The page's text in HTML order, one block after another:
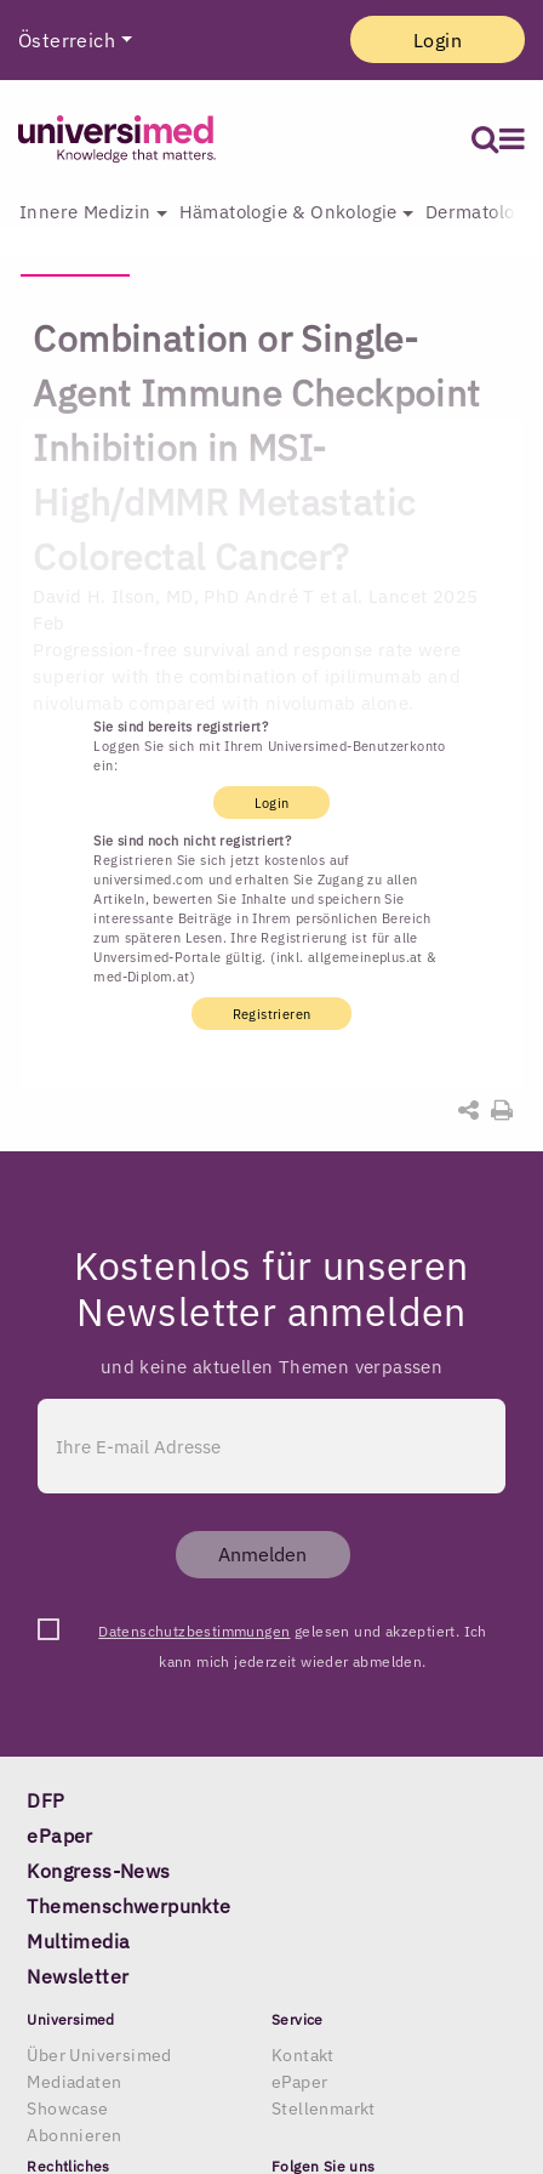
Österreich Login
Innere Medizin Hämatologie & Onkologie
Combination or Single-
Agent Immune Checkpoint
Inhibition in MSI-
High/dMMR Metastatic
Colorectal Cancer?
Sie sind bereits registriert?
Loggen Sie sich mit Ihrem Universimed-Benutzerkonto
ein:
Login
Sie sind noch nicht registriert?
Registrieren Sie sich jetzt kostenlos auf
universimed.com und erhalten Sie Zugang zu allen
Artikeln, bewerten Sie Inhalte und speichern Sie
interessante Beiträge in Ihrem persönlichen Bereich
zum späteren Lesen. Ihre Registrierung ist für alle
Unversimed-Portale gültig. (inkl. allgemeineplus.at &
med-Diplom.at)
Registrieren
Kostenlos für unseren
Newsletter anmelden
und keine aktuellen Themen verpassen
Anmelden
Datenschutzbestimmungen gelesen und akzeptiert. Ich
kann mich jederzeit wieder abmelden.
DFP
ePaper
Kongress-News
Themenschwerpunkte
Multimedia
Newsletter
Universimed
Über Universimed
Mediadaten
Showcase
Abonnieren
Service
Kontakt
ePaper
Stellenmarkt
Rechtliches Folgen Sie uns